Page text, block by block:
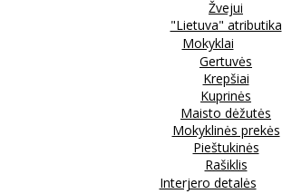
Žvejui
"Lietuva" atributika
Mokyklai
Gertuvės
Krepšiai
Kuprinės
Maisto dėžutės
Mokyklinės prekės
Pieštukinės
Rašiklis
Interjero detalės